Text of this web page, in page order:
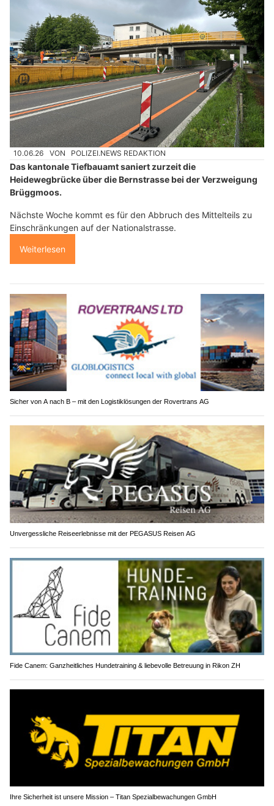
10.06.26 VON POLIZEI.NEWS REDAKTION
Das kantonale Tiefbauamt saniert zurzeit die
Heidewegbrücke über die Bernstrasse bei der Verzweigung
Brüggmoos.
Nächste Woche kommt es für den Abbruch des Mittelteils zu
Einschränkungen auf der Nationalstrasse.
Weiterlesen
Sicher von A nach B – mit den Logistiklösungen der Rovertrans AG
Unvergessliche Reiseerlebnisse mit der PEGASUS Reisen AG
Fide Canem: Ganzheitliches Hundetraining & liebevolle Betreuung in Rikon ZH
Ihre Sicherheit ist unsere Mission – Titan Spezialbewachungen GmbH